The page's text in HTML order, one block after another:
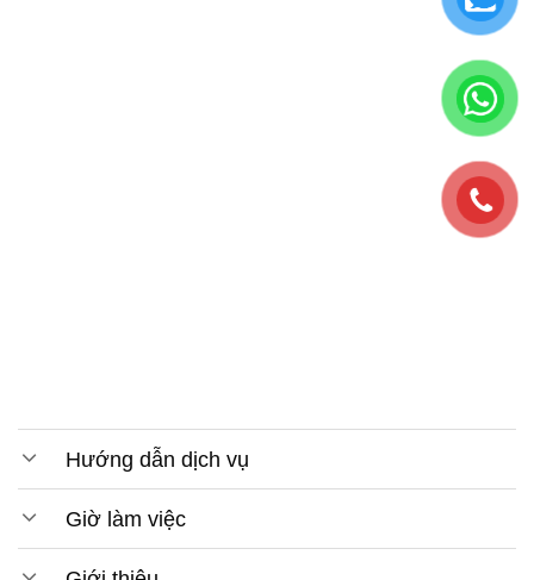
Hướng dẫn dịch vụ
Giờ làm việc